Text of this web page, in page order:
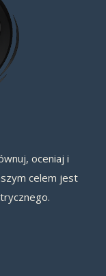
oceniaj i
celem jest